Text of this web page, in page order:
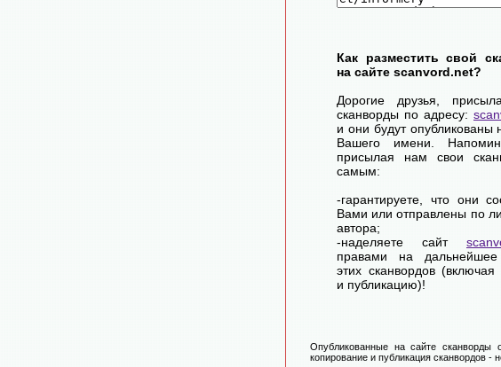
Как разместить свой
на сайте scanvord.net?
Дорогие друзья,
сканворды по адресу:
и они будут опубликованы
Вашего имени.
присылая нам свои
самым:
-гарантируете, что они
Вами или отправлены по
автора;
-наделяете сайт
правами на дальнейшее
этих сканвордов (включая
и публикацию)!
Опубликованные на сайте сканворды
копирование и публикация сканвордов -